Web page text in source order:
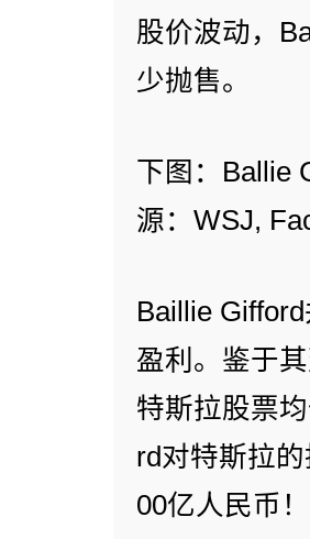
股价波动，
少抛售。
下图：Ballie
源：WSJ,
Baillie
盈利。鉴于
特斯拉股票
rd对特斯拉
00亿人民币！